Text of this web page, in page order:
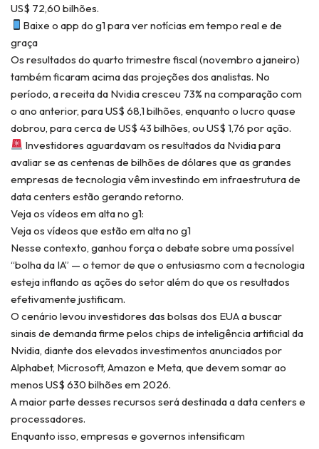
US$ 72,60 bilhões.
Baixe o app do g1 para ver notícias em tempo real e de
graça
Os resultados do quarto trimestre fiscal (novembro a janeiro)
também ficaram acima das projeções dos analistas. No
período, a receita da Nvidia cresceu 73% na comparação com
o ano anterior, para US$ 68,1 bilhões, enquanto o lucro quase
dobrou, para cerca de US$ 43 bilhões, ou US$ 1,76 por ação.
Investidores aguardavam os resultados da Nvidia para
avaliar se as centenas de bilhões de dólares que as grandes
empresas de tecnologia vêm investindo em infraestrutura de
data centers estão gerando retorno.
Veja os vídeos em alta no g1:
Veja os vídeos que estão em alta no g1
Nesse contexto, ganhou força o debate sobre uma possível
“bolha da IA” — o temor de que o entusiasmo com a tecnologia
esteja inflando as ações do setor além do que os resultados
efetivamente justificam.
O cenário levou investidores das bolsas dos EUA a buscar
sinais de demanda firme pelos chips de inteligência artificial da
Nvidia, diante dos elevados investimentos anunciados por
Alphabet, Microsoft, Amazon e Meta, que devem somar ao
menos US$ 630 bilhões em 2026.
A maior parte desses recursos será destinada a data centers e
processadores.
Enquanto isso, empresas e governos intensificam